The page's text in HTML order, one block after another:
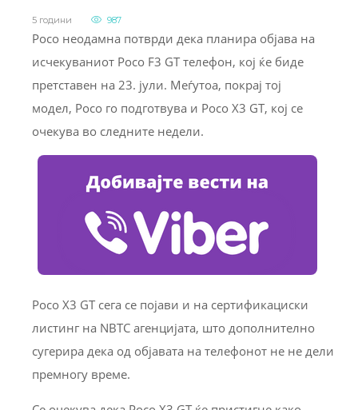
5 години 987
Poco неодамна потврди дека планира објава на
исчекуваниот Poco F3 GT телефон, кој ќе биде
претставен на 23. јули. Меѓутоа, покрај тој
модел, Poco го подготвува и Poco X3 GT, кој се
очекува во следните недели.
Poco X3 GT сега се појави и на сертификациски
листинг на NBTC агенцијата, што дополнително
сугерира дека од објавата на телефонот не не дели
премногу време.